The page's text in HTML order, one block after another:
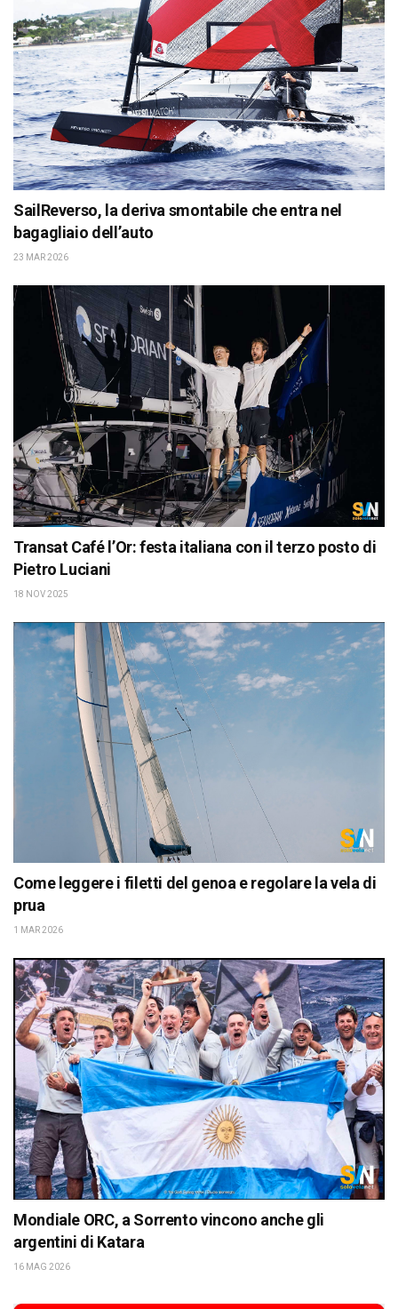
SailReverso, la deriva smontabile che entra nel
bagagliaio dell’auto
23 MAR 2026
Transat Café l’Or: festa italiana con il terzo posto di
Pietro Luciani
18 NOV 2025
Come leggere i filetti del genoa e regolare la vela di
prua
1 MAR 2026
Mondiale ORC, a Sorrento vincono anche gli
argentini di Katara
16 MAG 2026